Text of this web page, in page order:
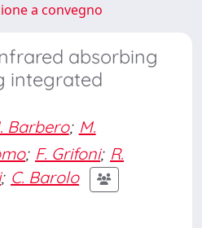
a convegno
absorbing
integrated
Barbero; M.
; F. Grifoni; R.
; C. Barolo